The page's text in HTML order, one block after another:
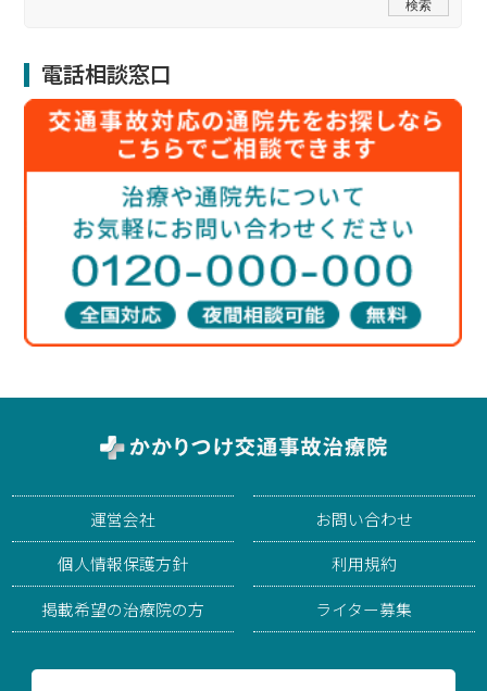
電話相談窓口
運営会社
個人情報保護方針
掲載希望の治療院の方
お問い合わせ
利用規約
ライター募集